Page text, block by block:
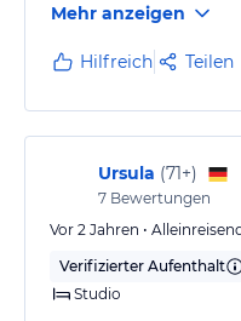
Mehr anzeigen
Hilfreich Teilen
Ursula (71+)
7 Bewertungen
Vor 2 Jahren •
Verifizierter Aufenthalt
Studio